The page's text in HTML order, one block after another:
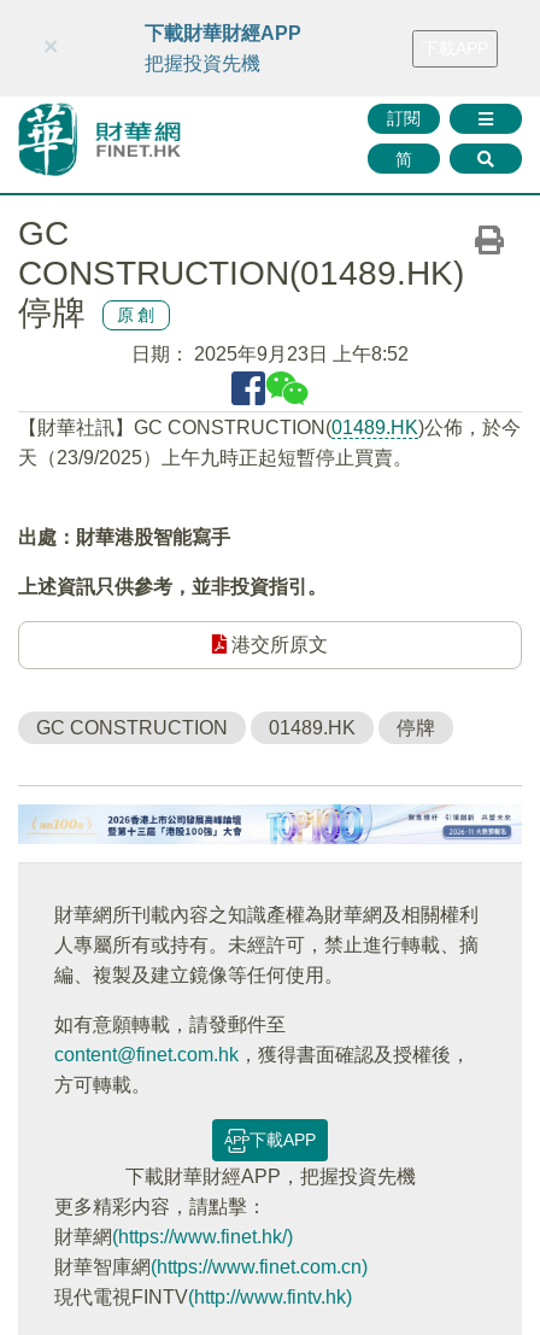
財華智庫網 FINTV FINMETA 財華證券 媒體矩陣
訂閱
简
×
下載財華財經APP
把握投資先機
GC
CONSTRUCTION(01489.HK)
停牌
原創
日期： 2025年9月23日 上午8:52
【財華社訊】GC CONSTRUCTION(01489.HK)公佈，於今
天（23/9/2025）上午九時正起短暫停止買賣。
出處：財華港股智能寫手
上述資訊只供參考，並非投資指引。
港交所原文
GC CONSTRUCTION 01489.HK 停牌
財華網所刊載內容之知識產權為財華網及相關權利
人專屬所有或持有。未經許可，禁止進行轉載、摘
編、複製及建立鏡像等任何使用。
如有意願轉載，請發郵件至
content@finet.com.hk ，獲得書面確認及授權後，
方可轉載。
下載APP
下載財華財經APP，把握投資先機
更多精彩内容，請點擊：
財華網(https://www.finet.hk/)
財華智庫網(https://www.finet.com.cn)
現代電視FINTV(http://www.fintv.hk)